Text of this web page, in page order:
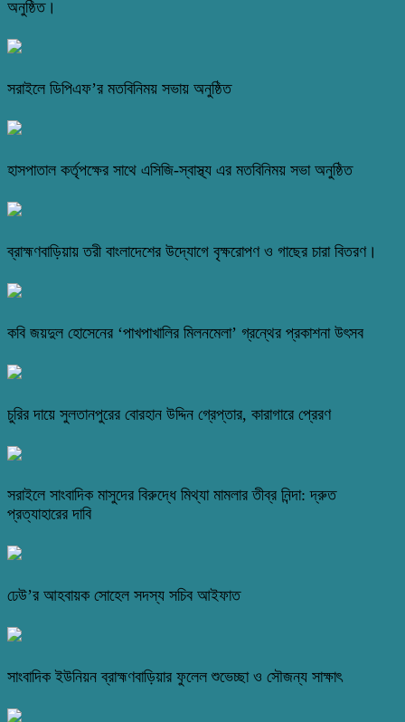
অনুষ্ঠিত।
সরাইলে ডিপিএফ’র মতবিনিময় সভায় অনুষ্ঠিত
হাসপাতাল কর্তৃপক্ষের সাথে এসিজি-স্বাস্থ্য এর মতবিনিময় সভা অনুষ্ঠিত
ব্রাহ্মণবাড়িয়ায় তরী বাংলাদেশের উদ্যোগে বৃক্ষরোপণ ও গাছের চারা বিতরণ।
কবি জয়দুল হোসেনের ‘পাখপাখালির মিলনমেলা’ গ্রন্থের প্রকাশনা উৎসব
চুরির দায়ে সুলতানপুরের বোরহান উদ্দিন গ্রেপ্তার, কারাগারে প্রেরণ
সরাইলে সাংবাদিক মাসুদের বিরুদ্ধে মিথ্যা মামলার তীব্র নিন্দা: দ্রুত
প্রত্যাহারের দাবি
ঢেউ’র আহবায়ক সোহেল সদস্য সচিব আইফাত
সাংবাদিক ইউনিয়ন ব্রাহ্মণবাড়িয়ার ফুলেল শুভেচ্ছা ও সৌজন্য সাক্ষাৎ